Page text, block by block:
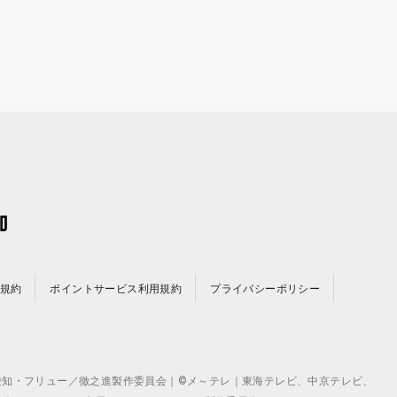
約 ポイントサービス利用規約 プライバシーポリシー
フリュー／徹之進製作委員会｜©メ～テレ｜東海テレビ、中京テレビ、